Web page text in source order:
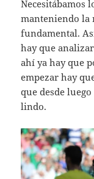
Necesitábamos
manteniendo la
fundamental.
hay que
ahí ya hay que
empezar hay
que desde
lindo.